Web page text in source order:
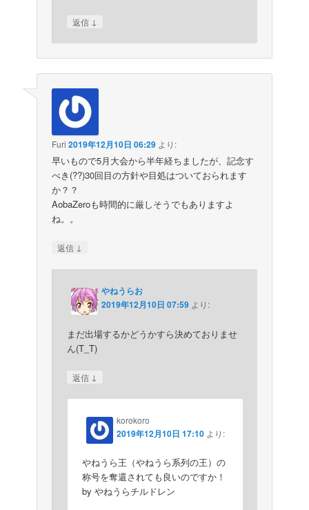
返信 ↓
Furi 2019年12月10日 06:29 より:
早いもので5月大会から半年経ちましたが、記念す
べき(??)30回目の方針や目処はついておられます
か？？
AobaZeroも時間的に厳しそうでもありますよ
ね。。
返信 ↓
やねうらお
2019年12月10日 07:59 より:
まだ出場するかどうかすら決めておりませ
ん(T_T)
返信 ↓
korokoro
2019年12月10日 17:10 より:
やねうら王（やねうら系列の王）の
称号を奪還されても良いのですか！
by やねうらチルドレン